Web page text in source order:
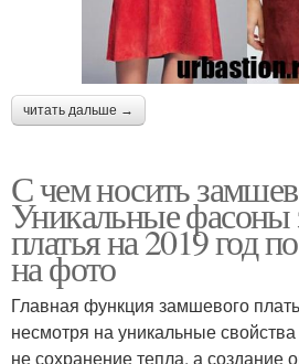
читать дальше →
С чем носить
Уникальные фасоны
платья на 2019 год
на фото
Главная функция замшевого
несмотря на уникальные
не сохранение тепла, а создание